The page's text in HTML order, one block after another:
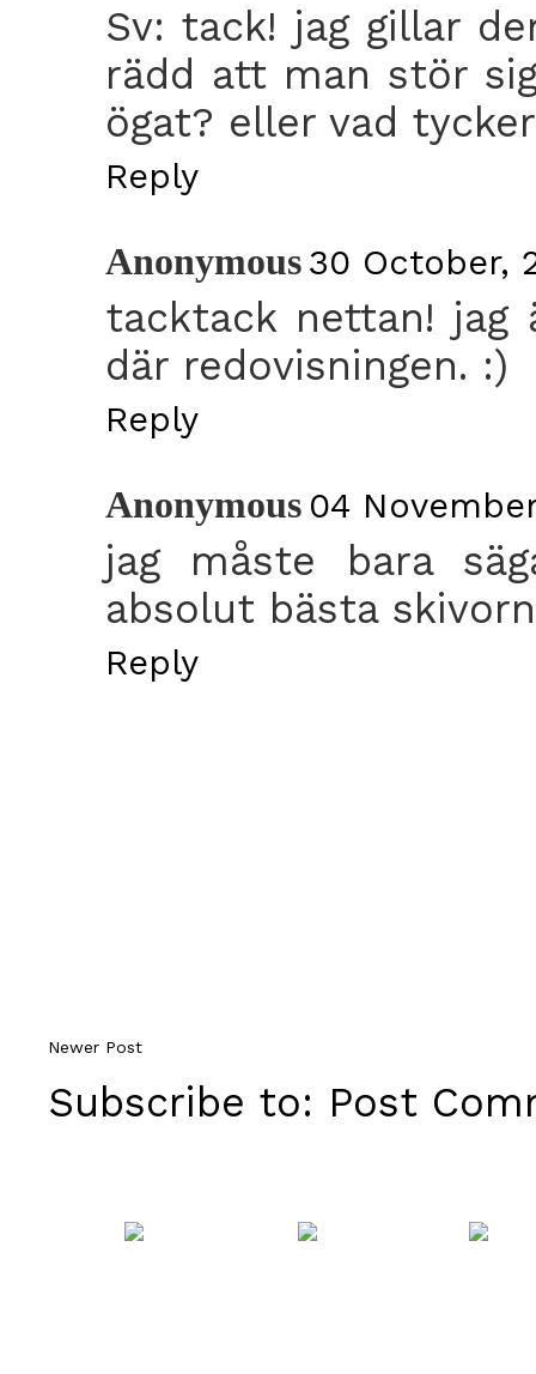
Sv: tack! jag gillar
rädd att man stör
ögat? eller vad
Reply
Anonymous 30 October,
tacktack nettan!
där redovisningen. :)
Reply
Anonymous 04
jag måste bara
absolut bästa
Reply
Newer Post
Subscribe to: Post